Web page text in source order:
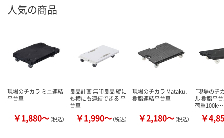
人気の商品
現場のチカラ ミニ連結
平台車
￥1,880～（税込）
良品計画 無印良品 縦に
も横にも連結できる 平
台車
￥1,990～（税込）
現場のチカラ Matakul
樹脂連結平台車
￥2,180～（税込）
「現場のチ
ル 樹脂平台
荷重100k…
￥